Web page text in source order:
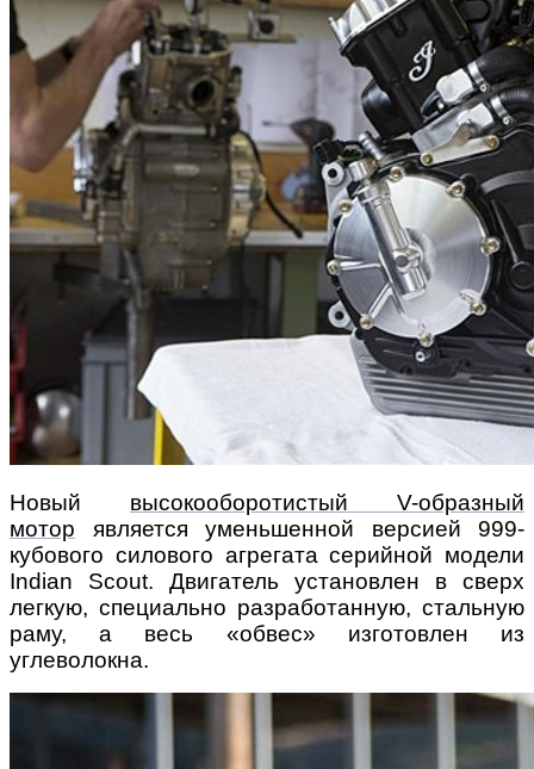
Новый высокооборотистый V-образный
мотор является уменьшенной версией 999-
кубового силового агрегата серийной модели
Indian Scout. Двигатель установлен в сверх
легкую, специально разработанную, стальную
раму, а весь «обвес» изготовлен из
углеволокна.